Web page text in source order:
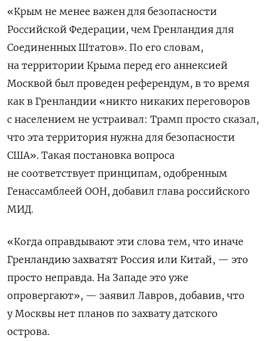
«Крым не менее важен для безопасности
Российской Федерации, чем Гренландия для
Соединенных Штатов». По его словам,
на территории Крыма перед его аннексией
Москвой был проведен референдум, в то время
как в Гренландии «никто никаких переговоров
с населением не устраивал: Трамп просто сказал,
что эта территория нужна для безопасности
США». Такая постановка вопроса
не соответствует принципам, одобренным
Генассамблеей ООН, добавил глава российского
МИД.
«Когда оправдывают эти слова тем, что иначе
Гренландию захватят Россия или Китай, — это
просто неправда. На Западе это уже
опровергают», — заявил Лавров, добавив, что
у Москвы нет планов по захвату датского
острова.